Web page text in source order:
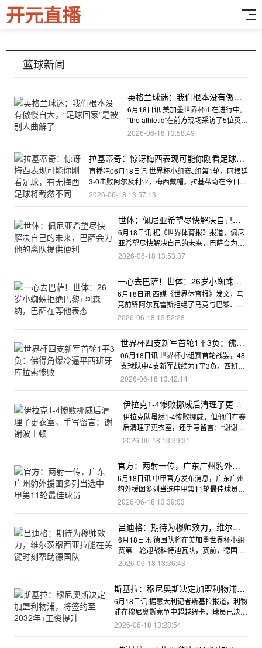
开元直播
篮球新闻
英格兰球迷：我们根本没有傲慢
自大，“足球回家”是被别人曲解了
6月18日讯 美加墨世界杯正在进行中。
“the athletic”在前方现场采访了5位英格
兰球迷，他
2026-06-18 13:58:49
拉基蒂奇：惊讶梅西表现可能你刚看足球，
有无梅西足球将截然不同
直播吧06月18日讯 世界杯小组赛J组第1轮，阿根廷
3-0击败阿尔及利亚，梅西戴帽。拉基蒂奇在今日克
罗地亚比赛前接受了DAZN采访，谈到了梅西。拉
2026-06-18 13:57:13
世体：佩尼亚希望尽快解决自己的
未来，巴萨会为他的离队提供便利
6月18日讯 据《世界体育报》报道，佩尼
亚希望尽快解决自己的未来，巴萨会为这
位门将的离队提供便利。佩
2026-06-18 13:53:37
一心去巴萨！世体：26岁小蜘蛛拒
绝巴黎+阿森纳，巴萨在等他表态
6月18日讯 西媒《世界体育报》发文，马
竞前锋阿尔瓦雷斯拒绝了马竞与巴黎、阿
森纳达成的两笔交易，因为
2026-06-18 13:52:28
世界杯四支新军首轮1平3负：佛得
角爆冷逼平西班牙 库拉索惨败
06月18日讯 世界杯小组赛首轮战罢，48
支球队中4支新军战绩为1平3负。西班牙
0-0佛得角奥地利3
2026-06-18 13:42:14
伊拉克1-4惨败挪威后清理了更衣
室，手写留言：谢谢波士顿
伊拉克队虽然1-4惨败挪威，但他们在赛
后清理了更衣室，还手写留言：“谢谢波
士顿。”❤️
2026-06-18 13:39:31
官方：两射一传，广东广州豹外援
图多列当选中甲第11轮最佳球员
6月18日讯 中甲官方发布消息，广东广州
豹外援图多列当选中甲第11轮最佳球员，
他在球队客场击败定南赣
2026-06-18 13:39:03
吕迪格：期待为穆帅效力，维尔茨
穆西亚拉能在关键时刻帮助德国队
6月18日讯 德国队将在美加墨世界杯小组
赛第二轮迎战科特迪瓦队，赛前，德国队
中卫吕迪格接受了媒体的集
2026-06-18 13:36:43
斯基拉：穆尼奥斯决定加盟利物浦，
将签约至2032年+工资提升
6月18日讯 据意大利记者斯基拉报道，利物
浦在穆尼奥斯竞争中超越纽卡，球员已决定
与利物浦签约。斯基拉
2026-06-18 13:28:54